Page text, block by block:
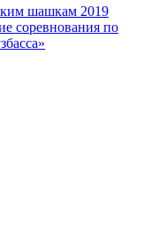
шашкам 2019
соревнования по